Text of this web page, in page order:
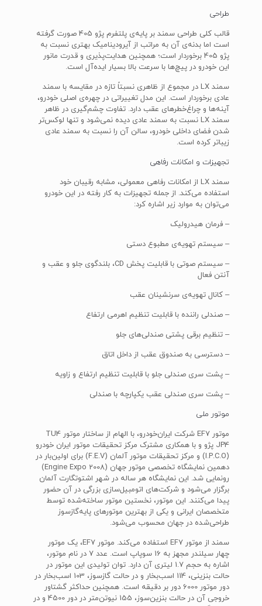
طراحی
قالب کلی طراحی سمند بر پایه‌ی پلتفرم پژو 405 صورت گرفته
است اما بدنه‌ی آن به مراتب از آیرودینامیک بهتری نسبت به
پژو 405 برخوردار است؛ همچنین هدایت‌پذیری و قدرت مانور
این خودرو در پیچ‌ها با سرعت بالا بسیار ایده‌آل است.
سمند LX در مجموع از ظاهری نسبتاً تازه در مقایسه با سمند
عادی برخوردار است. این مدل تغییراتی در چهره‌ی اصلی خودرو،
آینه‌ها و چراغ‌خطرهای عقب دارد. تفاوت چشم‌گیری در ظاهر
سمند LX نسبت به سمند عادی دیده نمی‌شود و تنها لوکس‌تر
شدن فضای داخلی خودرو، سالن آن را نسبت به سمند عادی
زیباتر کرده است.
تجهیزات و امکانات رفاهی
سمند LX از امکانات رفاهی معمولی، مشابه رقیبان خود
استفاده می‌کند. از جمله تجهیزات به کار رفته در این خودرو
می‌توان به موارد زیر اشاره کرد:
– فرمان هیدرولیک
– سیستم تهویه‌ی مطبوع دستی
– سیستم صوتی با قابلیت پخش CD، بلندگوی جلو و عقب و
آنتن فعال
– کانال تهویه‌ی سرنشینان عقب
– صندلی راننده با قابلیت تنظیم اهرمی ارتفاع
– تنظیم برقی پشتی صندلی‌های جلو
– دسترسی به صندوق عقب از داخل اتاق
– پشت سری صندلی جلو با قابلیت تنظیم ارتفاع و زاویه
– پشت سری صندلی عقب یکپارچه با صندلی
موتور ملی
موتور EF7 شرکت ایران‌خودرو، با الهام از ساختار موتور TU4
JP4 پژو و با همکاری مشترک مرکز تحقیقات موتور ایران خودرو
(I.P.C.O) و مرکز تحقیقات موتور آلمان (F.E.V) برای اولین‌بار در
دهمین نمایشگاه تخصصی موتور جهان (Engine Expo 2008)
رونمایی شد. این نمایشگاه هر ساله در شهر اشتوتگارت آلمان
برگزار می‌شود و شرکت‌های اتومبیل‌سازی بزرگی در آن حضور
پیدا می‌کنند. این موتور، نخستین موتور ساخته‌شده توسط
متخصصان ایرانی و یکی از بهترین موتورهای پایه‌گازسوز
طراحی‌شده در جهان محسوب می‌شود.
سمند از موتور EF7 استفاده می‌کند. موتور EF7، یک موتور
چهار سیلندر مجهز به 16 سوپاپ است. عدد 7 در نام موتور،
اشاره به حجم 1.7 لیتری آن دارد. توان تولیدی این موتور در
حالت بنزینی، 114 اسب‌بخار و در حالت گازسوز، 103 اسب‌بخار در
دور موتور 6000 دور بر دقیقه است. همچنین حداکثر گشتاور
خروجی آن در حالت بنزین‌سوز، 155 نیوتن‌متر در دور 4500 و در